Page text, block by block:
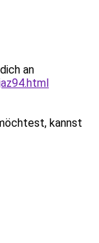
an
kannst